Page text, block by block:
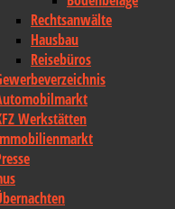
Rechtsanwälte
Hausbau
Reisebüros
Werkstätten